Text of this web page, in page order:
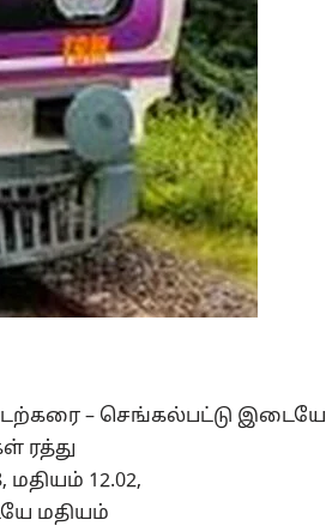
– செங்கல்பட்டு இடையே
ரத்து
12.02,
மதியம்